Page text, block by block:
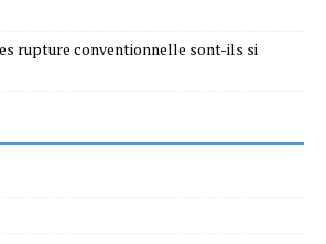
rupture conventionnelle sont-ils si